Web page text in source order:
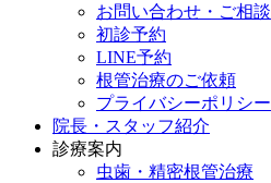
お問い合わせ・ご相談
初診予約
LINE予約
根管治療のご依頼
プライバシーポリシー
院長・スタッフ紹介
診療案内
虫歯・精密根管治療